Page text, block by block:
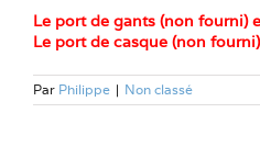
Le port de gants (non fourni)
Le port de casque (non
Par Philippe | Non classé